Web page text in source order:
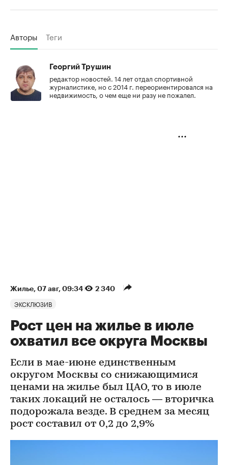
Авторы Теги
Георгий Трушин
редактор новостей. 14 лет отдал спортивной
журналистике, но с 2014 г. переориентировался на
недвижимость, о чем еще ни разу не пожалел.
Жилье⁠, 07 авг, 09:34 2 340
ЭКСКЛЮЗИВ
Рост цен на жилье в июле
охватил все округа Москвы
Если в мае-июне единственным
округом Москвы со снижающимися
ценами на жилье был ЦАО, то в июле
таких локаций не осталось — вторичка
подорожала везде. В среднем за месяц
рост составил от 0,2 до 2,9%